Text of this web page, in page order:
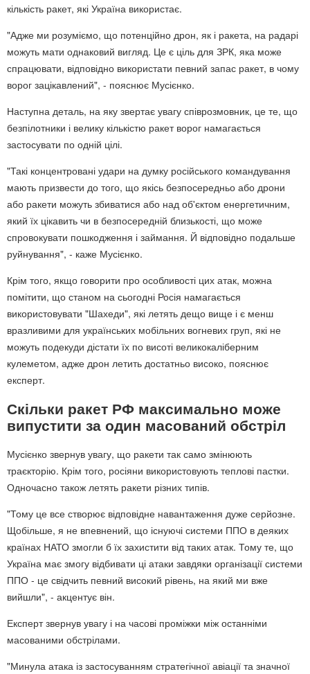
кількість ракет, які Україна використає.
"Адже ми розуміємо, що потенційно дрон, як і ракета, на радарі
можуть мати однаковий вигляд. Це є ціль для ЗРК, яка може
спрацювати, відповідно використати певний запас ракет, в чому
ворог зацікавлений", - пояснює Мусієнко.
Наступна деталь, на яку звертає увагу співрозмовник, це те, що
безпілотники і велику кількістю ракет ворог намагається
застосувати по одній цілі.
"Такі концентровані удари на думку російського командування
мають призвести до того, що якісь безпосередньо або дрони
або ракети можуть збиватися або над об'єктом енергетичним,
який їх цікавить чи в безпосередній близькості, що може
спровокувати пошкодження і займання. Й відповідно подальше
руйнування", - каже Мусієнко.
Крім того, якщо говорити про особливості цих атак, можна
помітити, що станом на сьогодні Росія намагається
використовувати "Шахеди", які летять дещо вище і є менш
вразливими для українських мобільних вогневих груп, які не
можуть подекуди дістати їх по висоті великокаліберним
кулеметом, адже дрон летить достатньо високо, пояснює
експерт.
Скільки ракет РФ максимально може
випустити за один масований обстріл
Мусієнко звернув увагу, що ракети так само змінюють
траєкторію. Крім того, росіяни використовують теплові пастки.
Одночасно також летять ракети різних типів.
"Тому це все створює відповідне навантаження дуже серйозне.
Щобільше, я не впевнений, що існуючі системи ППО в деяких
країнах НАТО змогли б їх захистити від таких атак. Тому те, що
Україна має змогу відбивати ці атаки завдяки організації системи
ППО - це свідчить певний високий рівень, на який ми вже
вийшли", - акцентує він.
Експерт звернув увагу і на часові проміжки між останніми
масованими обстрілами.
"Минула атака із застосуванням стратегічної авіації та значної